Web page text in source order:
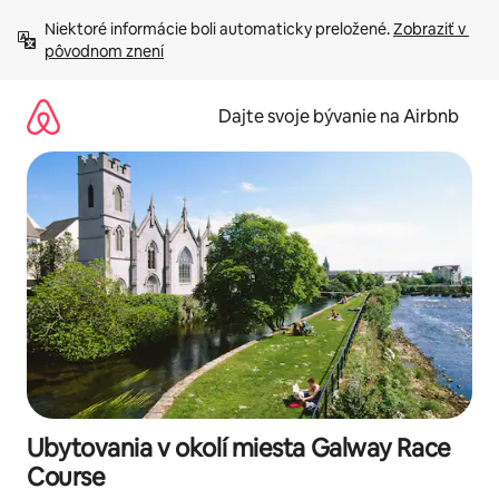
obsah.
Niektoré informácie boli automaticky preložené. Zobraziť v
pôvodnom znení
Dajte svoje bývanie na Airbnb
Ubytovania v okolí miesta Galway Race
Course